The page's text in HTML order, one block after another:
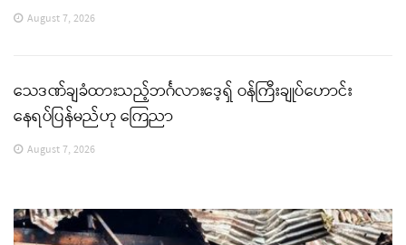
August 7, 2026
သေဒဏ်ချခံထားသည့်ဘင်္ဂလားဒေ့ရှ် ဝန်ကြီးချုပ်ဟောင်း
နေရပ်ပြန်မည်ဟု ကြေညာ
August 7, 2026